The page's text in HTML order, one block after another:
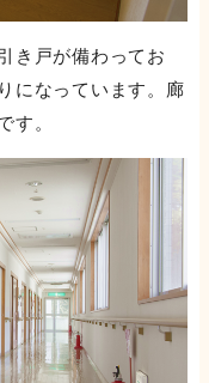
き戸が備わってお
になっています。廊
す。